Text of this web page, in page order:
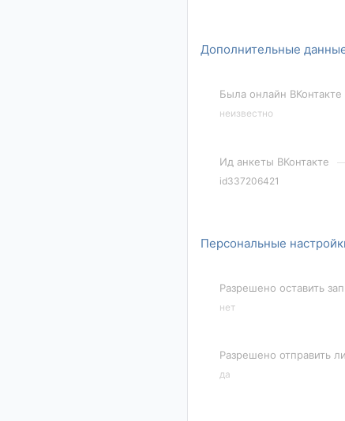
Дополнительные
Была онлайн ВКонтакте
неизвестно
Ид анкеты ВКонтакте
id337206421
Персональные
Разрешено оставить
нет
Разрешено отправить
да